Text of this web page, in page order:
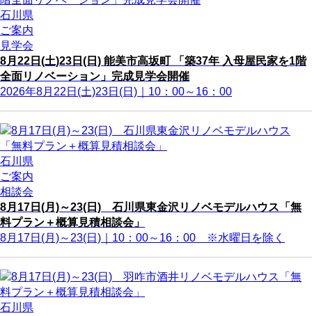
石川県
ご案内
見学会
8月22日(土)23日(日) 能美市高坂町 「築37年 入母屋民家を1階
全面リノベーション」完成見学会開催
2026年8月22日(土)23日(日)｜10：00～16：00
石川県
ご案内
相談会
8月17日(月)～23(日) 石川県東金沢リノベモデルハウス「無
料プラン＋概算見積相談会」
8月17日(月)～23(日)｜10：00～16：00 ※水曜日を除く
石川県